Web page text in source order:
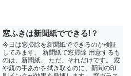
窓ふきは新聞紙でできる!？
今日は窓掃除を新聞紙でできるのか検証
してみます。 新聞紙で窓掃除 用意するも
のは、新聞紙。 ただ、それだけです。 窓
や鏡の手あかを拭き取るのに、新聞の印